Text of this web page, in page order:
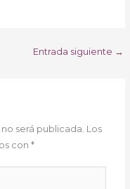
Entrada siguiente →
será publicada. Los
con*